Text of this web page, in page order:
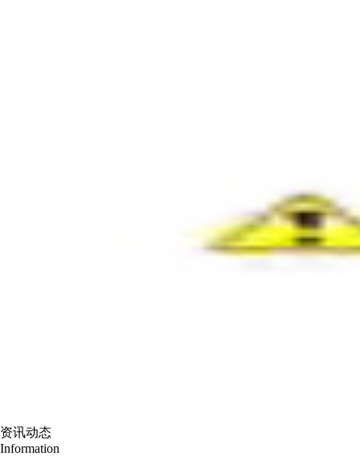
资讯动态
Information